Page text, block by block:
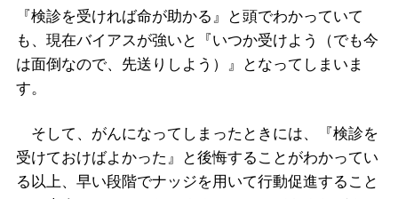
『検診を受ければ命が助かる』と頭でわかっていて
も、現在バイアスが強いと『いつか受けよう（でも今
は面倒なので、先送りしよう）』となってしまいま
す。
そして、がんになってしまったときには、『検診を
受けておけばよかった』と後悔することがわかってい
る以上、早い段階でナッジを用いて行動促進すること